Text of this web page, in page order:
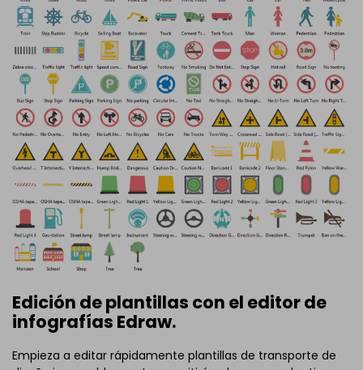
Edición de plantillas con el editor de
infografías Edraw.
Empieza a editar rápidamente plantillas de transporte de